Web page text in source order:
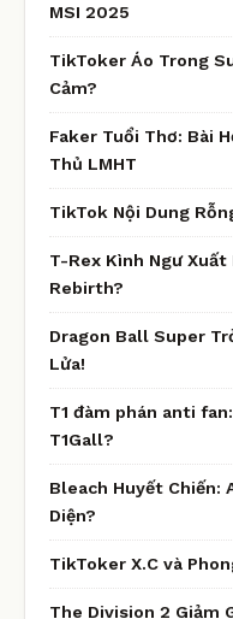
MSI 2025
TikToker Áo Trong
Cảm?
Faker Tuổi Thơ: Bài
Thủ LMHT
TikTok Nội Dung
T-Rex Kình Ngư
Rebirth?
Dragon Ball Super
Lửa!
T1 đàm phán anti
T1Gall?
Bleach Huyết Chiến:
Diện?
TikToker X.C và
The Division 2 Giảm